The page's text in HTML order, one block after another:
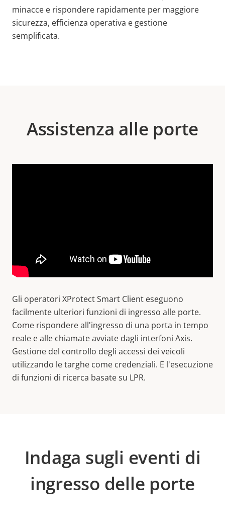
minacce e rispondere rapidamente per maggiore
sicurezza, efficienza operativa e gestione
semplificata.
Assistenza alle porte
Gli operatori XProtect Smart Client eseguono
facilmente ulteriori funzioni di ingresso alle porte.
Come rispondere all'ingresso di una porta in tempo
reale e alle chiamate avviate dagli interfoni Axis.
Gestione del controllo degli accessi dei veicoli
utilizzando le targhe come credenziali. E l'esecuzione
di funzioni di ricerca basate su LPR.
Indaga sugli eventi di
ingresso delle porte